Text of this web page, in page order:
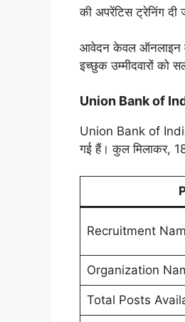
की अपरेंटिस ट्रेनिंग दी
आवेदन केवल ऑनलाइन
इच्छुक उम्मीदवारों को
Union Bank of
Union Bank of India
गई हैं। कुल मिलाकर,
Recruitment
Organization
Total Posts